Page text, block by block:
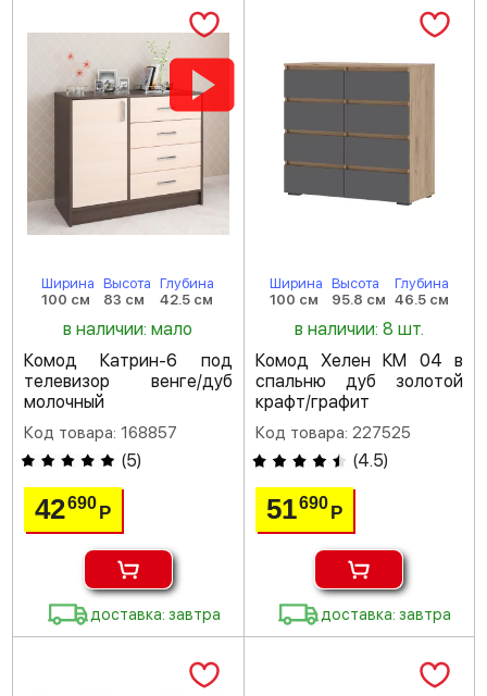
Ширина
100 см
Высота
83 см
Глубина
42.5 см
в наличии: мало
Комод Катрин-6 под
телевизор венге/дуб
молочный
Код товара: 168857
(5)
42690Р
доставка: завтра
Ширина
100 см
Высота
95.8 см
Глубина
46.5 см
в наличии: 8 шт.
Комод Хелен КМ 04 в
спальню дуб золотой
крафт/графит
Код товара: 227525
(4.5)
51690 Р
доставка: завтра